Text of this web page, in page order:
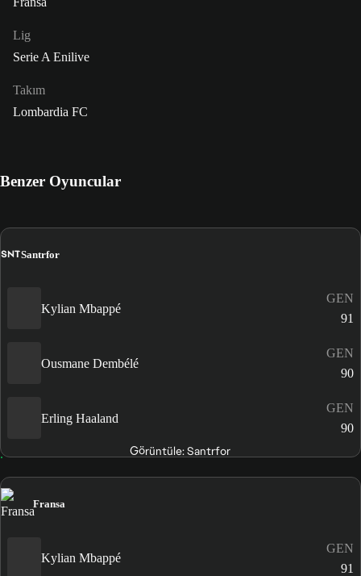
Lig
Serie A Enilive
Takım
Lombardia FC
Benzer Oyuncular
SNTSantrfor
Kylian Mbappé
GEN
91
Ousmane Dembélé
GEN
90
Erling Haaland
GEN
90
Görüntüle: Santrfor
Fransa
Kylian Mbappé
GEN
91